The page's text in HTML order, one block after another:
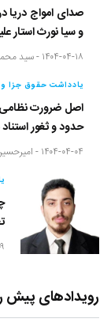
صدای امواج دریا
و سیا نورث استار
۱۴۰۴-۰۴-۱۸ - سید
یادداشت حقوق جزا
اصل ضرورت نظامی
حدود و ثغور
۱۴۰۴-۰۴-۰۴ -
رویدادهای پیش